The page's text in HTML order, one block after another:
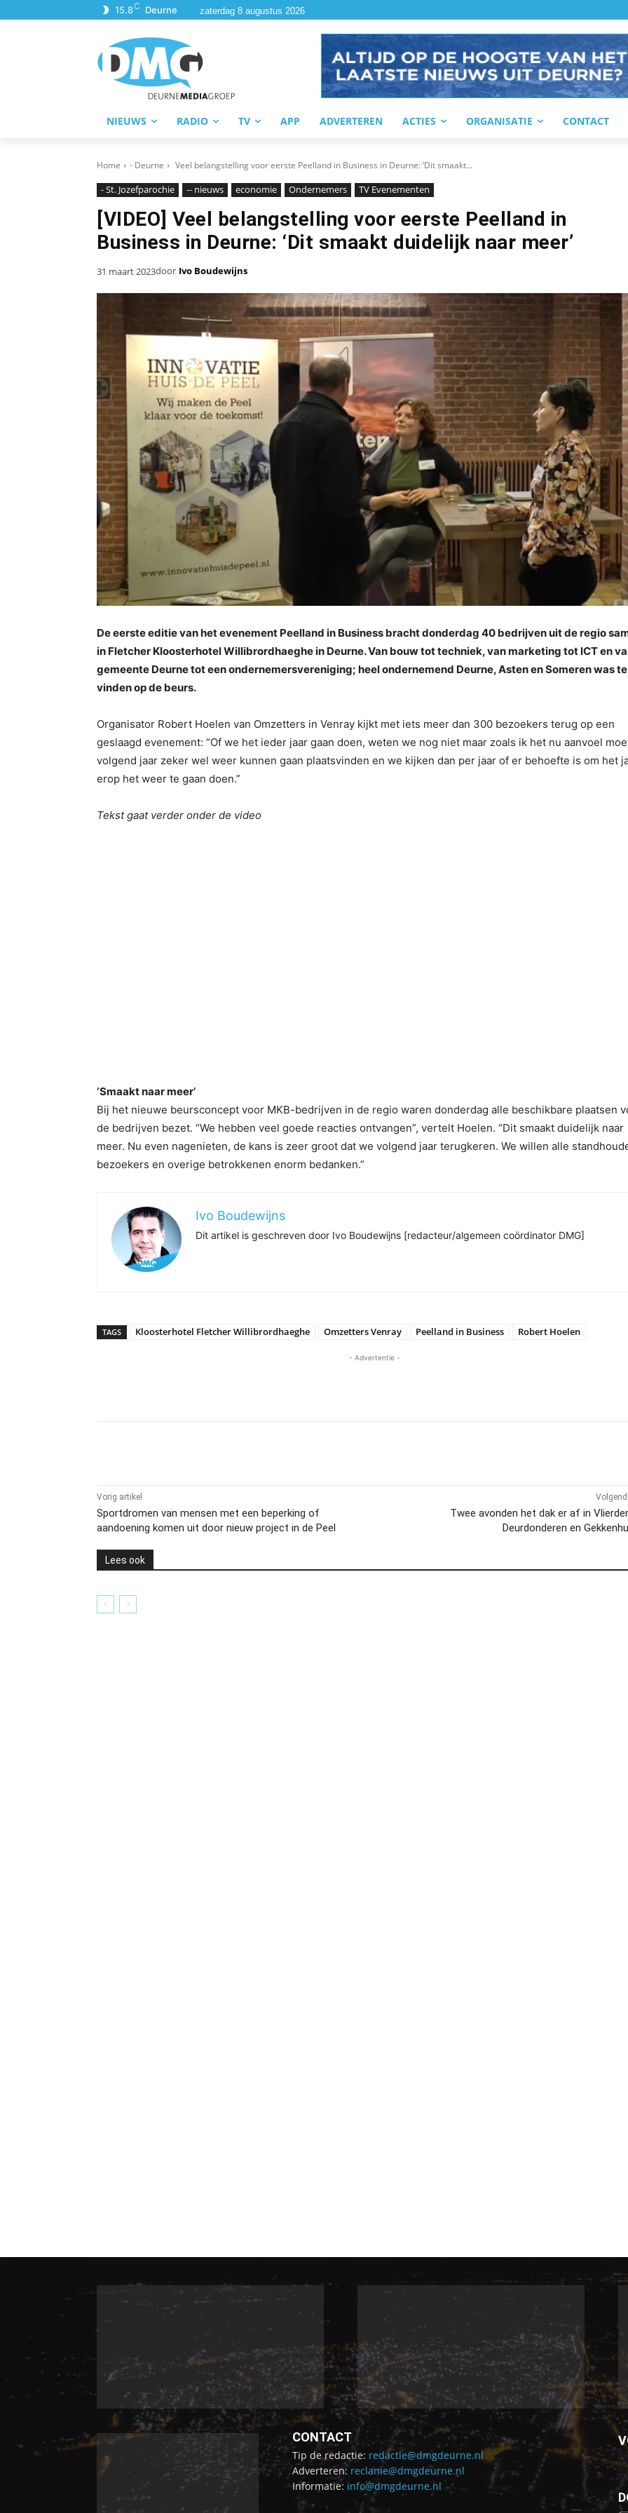
15.8C Deurne zaterdag 8 augustus 2026
NIEUWS RADIO TV APP ADVERTEREN ACTIES ORGANISATIE CONTACT
Home - Deurne Veel belangstelling voor eerste Peelland in Business in Deurne: ‘Dit smaakt...
- St. Jozefparochie -- nieuws economie Ondernemers TV Evenementen
[VIDEO] Veel belangstelling voor eerste Peelland in
Business in Deurne: ‘Dit smaakt duidelijk naar meer’
31 maart 2023door Ivo Boudewijns
De eerste editie van het evenement Peelland in Business bracht donderdag 40 bedrijven uit de regio
in Fletcher Kloosterhotel Willibrordhaeghe in Deurne. Van bouw tot techniek, van marketing tot ICT en
gemeente Deurne tot een ondernemersvereniging; heel ondernemend Deurne, Asten en Someren was te
vinden op de beurs.
Organisator Robert Hoelen van Omzetters in Venray kijkt met iets meer dan 300 bezoekers terug op een
geslaagd evenement: “Of we het ieder jaar gaan doen, weten we nog niet maar zoals ik het nu aanvoel
volgend jaar zeker wel weer kunnen gaan plaatsvinden en we kijken dan per jaar of er behoefte is om het
erop het weer te gaan doen.”
Tekst gaat verder onder de video
‘Smaakt naar meer’
Bij het nieuwe beursconcept voor MKB-bedrijven in de regio waren donderdag alle beschikbare plaatsen
de bedrijven bezet. “We hebben veel goede reacties ontvangen”, vertelt Hoelen. “Dit smaakt duidelijk naar
meer. Nu even nagenieten, de kans is zeer groot dat we volgend jaar terugkeren. We willen alle
bezoekers en overige betrokkenen enorm bedanken.”
Ivo Boudewijns
Dit artikel is geschreven door Ivo Boudewijns [redacteur/algemeen coördinator DMG]
TAGS Kloosterhotel Fletcher Willibrordhaeghe Omzetters Venray Peelland in Business Robert Hoelen
- Advertentie -
Vorig artikel
Sportdromen van mensen met een beperking of
aandoening komen uit door nieuw project in de Peel
Twee avonden het dak er af in
Deurdonderen en
Lees ook
CONTACT
Tip de redactie: redactie@dmgdeurne.nl
Adverteren: reclame@dmgdeurne.nl
Informatie: info@dmgdeurne.nl